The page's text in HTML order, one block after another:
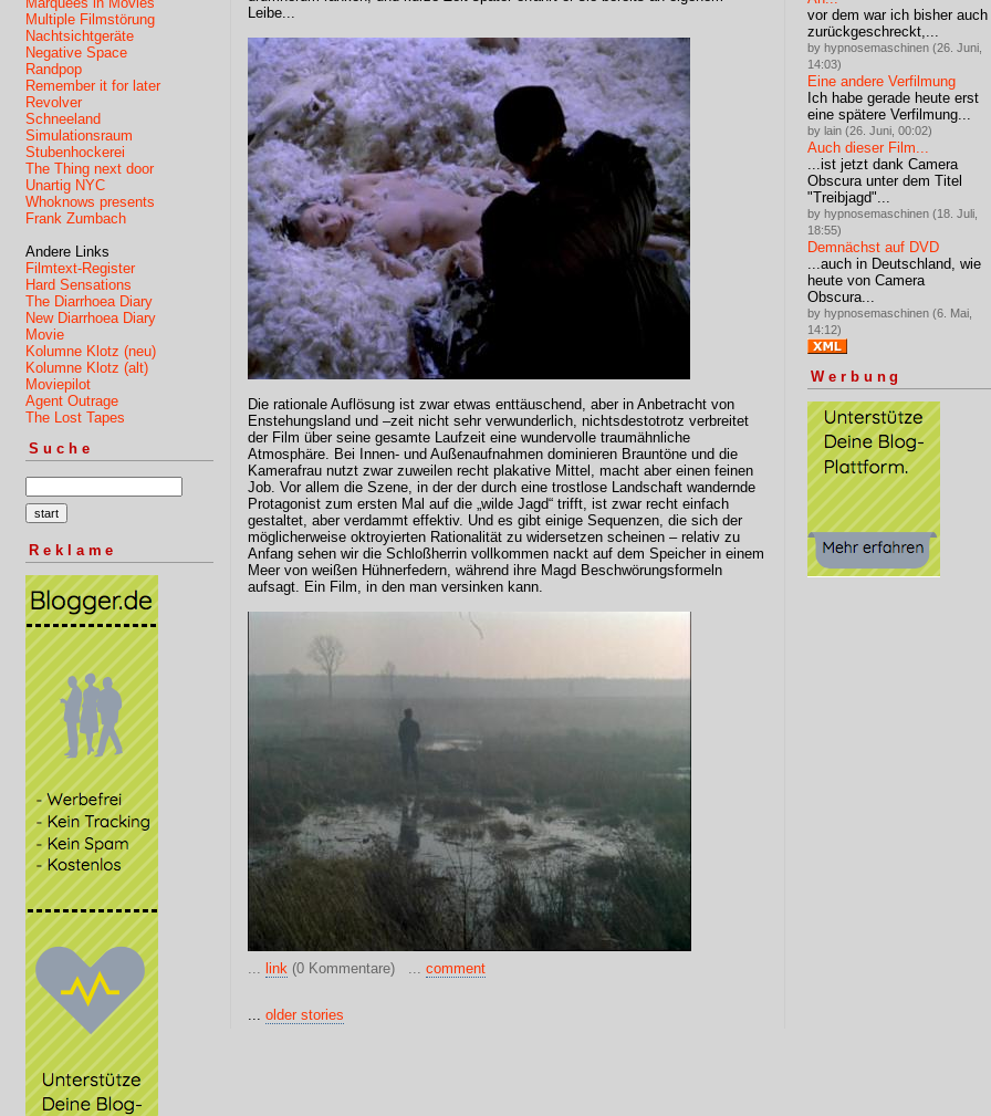
Multiple Filmstörung
Nachtsichtgeräte
Negative Space
Randpop
Remember it for later
Revolver
Schneeland
Simulationsraum
Stubenhockerei
The Thing next door
Unartig NYC
Whoknows presents
Frank Zumbach
Andere Links
Filmtext-Register
Hard Sensations
The Diarrhoea Diary
New Diarrhoea Diary
Movie
Kolumne Klotz (neu)
Kolumne Klotz (alt)
Moviepilot
Agent Outrage
The Lost Tapes
Suche
Reklame
Leibe...
Die rationale Auflösung ist zwar etwas enttäuschend, aber in Anbetracht von
Enstehungsland und –zeit nicht sehr verwunderlich, nichtsdestotrotz verbreitet
der Film über seine gesamte Laufzeit eine wundervolle traumähnliche
Atmosphäre. Bei Innen- und Außenaufnahmen dominieren Brauntöne und die
Kamerafrau nutzt zwar zuweilen recht plakative Mittel, macht aber einen feinen
Job. Vor allem die Szene, in der der durch eine trostlose Landschaft wandernde
Protagonist zum ersten Mal auf die „wilde Jagd“ trifft, ist zwar recht einfach
gestaltet, aber verdammt effektiv. Und es gibt einige Sequenzen, die sich der
möglicherweise oktroyierten Rationalität zu widersetzen scheinen – relativ zu
Anfang sehen wir die Schloßherrin vollkommen nackt auf dem Speicher in einem
Meer von weißen Hühnerfedern, während ihre Magd Beschwörungsformeln
aufsagt. Ein Film, in den man versinken kann.
... link (0 Kommentare) ... comment
... older stories
vor dem war ich bisher auch
zurückgeschreckt,...
by hypnosemaschinen (26. Juni,
14:03)
Eine andere Verfilmung
Ich habe gerade heute erst
eine spätere Verfilmung...
by lain (26. Juni, 00:02)
Auch dieser Film...
...ist jetzt dank Camera
Obscura unter dem Titel
"Treibjagd"...
by hypnosemaschinen (18. Juli,
18:55)
Demnächst auf DVD
...auch in Deutschland, wie
heute von Camera
Obscura...
by hypnosemaschinen (6. Mai,
14:12)
Werbung